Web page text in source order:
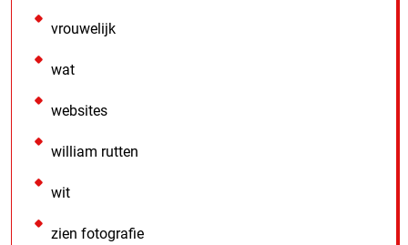
vrouwelijk
wat
websites
william rutten
wit
zien fotografie